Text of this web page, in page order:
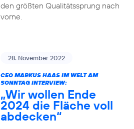
den größten Qualitätssprung nach
vorne.
28. November 2022
CEO MARKUS HAAS IM WELT AM
SONNTAG INTERVIEW:
„Wir wollen Ende
2024 die Fläche voll
abdecken“